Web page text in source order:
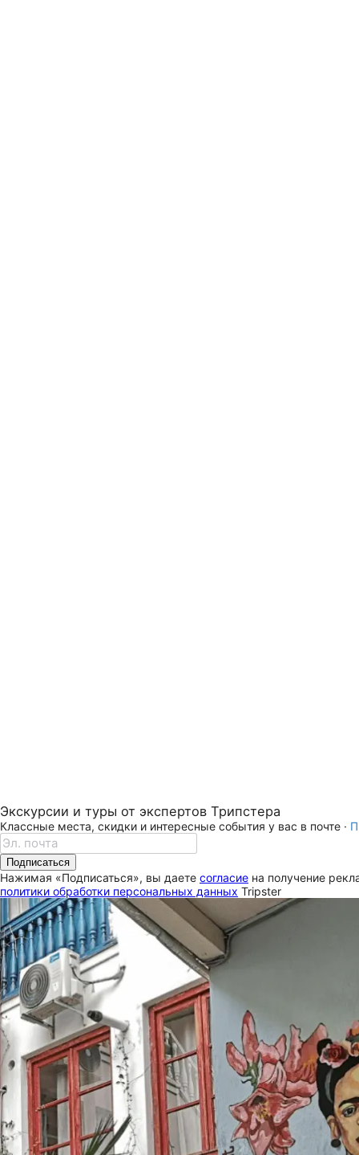
Экскурсии и туры от экспертов Трипстера
Классные места, скидки и интересные события у вас в почте ·
Подписаться
Нажимая «Подписаться», вы даете согласие на получение
политики обработки персональных данных Tripster